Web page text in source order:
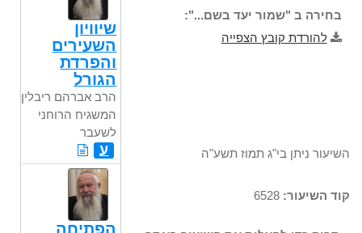
בחירה ב "שמור יעד בשם...":
להורדת קובץ הצפייה
השיעור ניתן בי"ג תמוז תשע"ה
קוד השיעור:
שיוויון
השעירים
והפרדת
הגורל
הרב אברהם ריבלין,
המשגיח הרוחני
לשעבר
ע
הפתיחה